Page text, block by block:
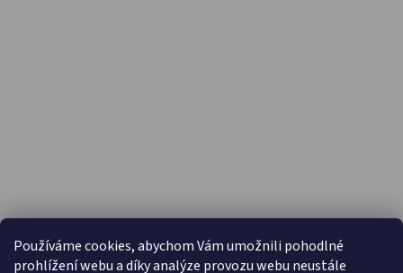
Používáme cookies, abychom Vám umožnili pohodlné
prohlížení webu a díky analýze provozu webu neustále
PŘIJÍMÁME ONLINE PLATBY